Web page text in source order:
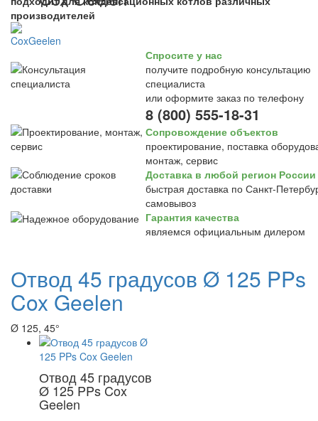
производителей
Спросите у нас
получите подробную консультацию
специалиста
или оформите заказ по телефону
8 (800) 555-18-31
Сопровождение объектов
проектирование, поставка
монтаж, сервис
Доставка в любой регион России
быстрая доставка по Санкт-
самовывоз
Гарантия качества
являемся официальным дилером
Отвод 45 градусов Ø 125 PPs
Cox Geelen
Ø 125, 45°
Отвод 45 градусов
Ø 125 PPs Cox
Geelen